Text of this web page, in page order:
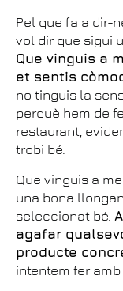
Pel que fa a dir-
vol dir que sigui
Que vinguis a
et sentis
no tinguis la
perquè hem de
restaurant,
trobi bé.
Que vinguis a
una bona
seleccionat bé.
agafar
producte
intentem fer amb